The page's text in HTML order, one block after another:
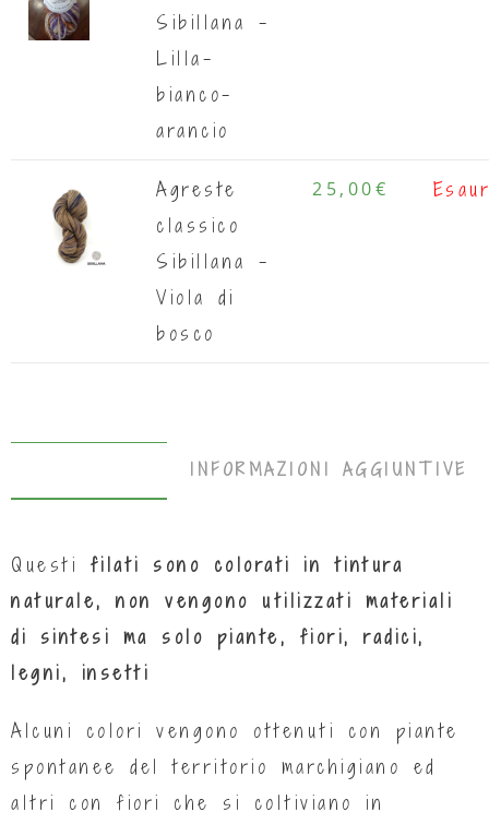
Sibillana -
Lilla-
bianco-
arancio
Agreste
classico
Sibillana -
Viola di
bosco
25,00€
INFORMAZIONI AGGIUNTIVE
Questi filati sono colorati in tintura
naturale, non vengono utilizzati materiali
di sintesi ma solo piante, fiori, radici,
legni, insetti
Alcuni colori vengono ottenuti con piante
spontanee del territorio marchigiano ed
altri con fiori che si coltiviano in